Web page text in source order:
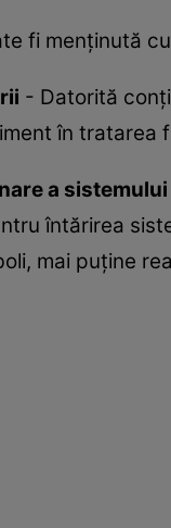
fi menținută
- Datorită
în tratarea
a
întărirea
mai puține